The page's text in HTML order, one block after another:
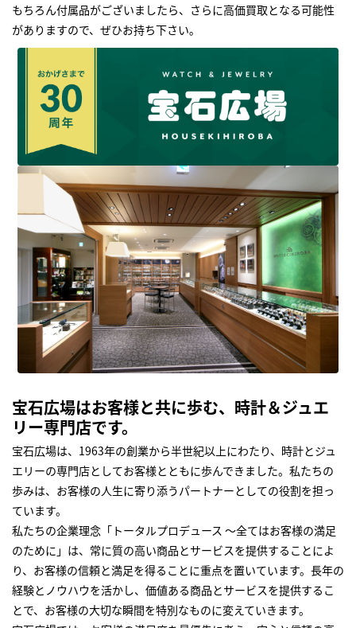
もちろん付属品がございましたら、さらに高価買取となる可能性
がありますので、ぜひお持ち下さい｡
宝石広場はお客様と共に歩む、時計＆ジュエ
リー専門店です。
宝石広場は、1963年の創業から半世紀以上にわたり、時計とジュ
エリーの専門店としてお客様とともに歩んできました。私たちの
歩みは、お客様の人生に寄り添うパートナーとしての役割を担っ
ています。
私たちの企業理念「トータルプロデュース ～全てはお客様の満足
のために」は、常に質の高い商品とサービスを提供することによ
り、お客様の信頼と満足を得ることに重点を置いています。長年の
経験とノウハウを活かし、価値ある商品とサービスを提供するこ
とで、お客様の大切な瞬間を特別なものに変えていきます。